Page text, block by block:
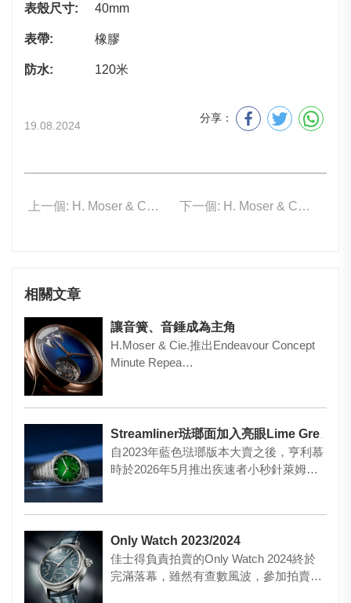
表殼尺寸: 40mm
表帶: 橡膠
防水: 120米
19.08.2024
分享：
上一個: H. Moser & Cie. 6814-1200 下一個: H. Moser & Cie. 3201-1204
相關文章
讓音簧、音錘成為主角
H.Moser & Cie.推出Endeavour Concept
Minute Repea…
Streamliner琺瑯面加入亮眼Lime Green色！
自2023年藍色琺瑯版本大賣之後，亨利慕
時於2026年5月推出疾速者小秒針萊姆綠
Only Watch 2023/2024
佳士得負責拍賣的Only Watch 2024終於
完滿落幕，雖然有查數風波，參加拍賣鐘